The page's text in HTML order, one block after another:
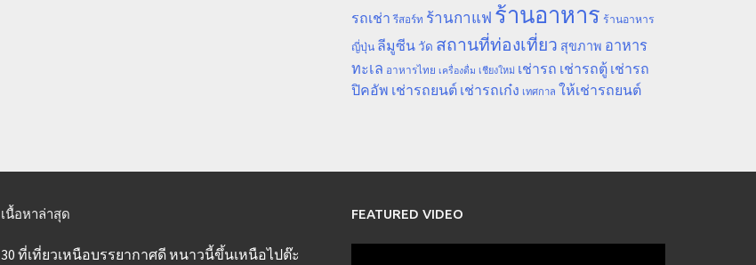
รถเช่า รีสอร์ท ร้านกาแฟ ร้านอาหาร ร้านอาหาร
ญี่ปุ่น ลีมูซีน วัด สถานที่ท่องเที่ยว สุขภาพ อาหาร
ทะเล อาหารไทย เครื่องดื่ม เชียงใหม่ เช่ารถ เช่ารถตู้ เช่ารถ
ปิคอัพ เช่ารถยนต์ เช่ารถเก๋ง เทศกาล ให้เช่ารถยนต์
เนื้อหาล่าสุด
30 ที่เที่ยวเหนือบรรยากาศดี หนาวนี้ขึ้นเหนือไปต๊ะ
FEATURED VIDEO